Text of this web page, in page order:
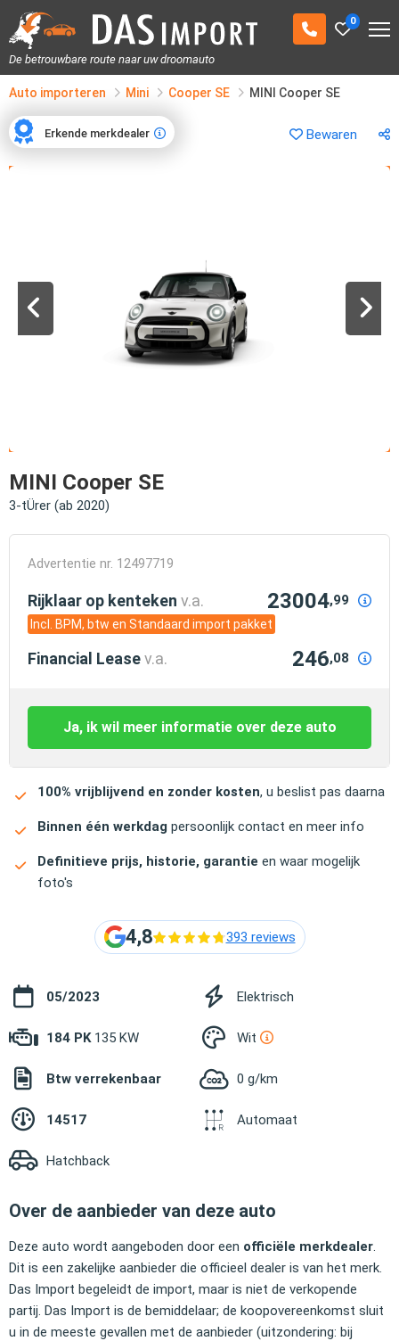
0
De betrouwbare route naar uw droomauto
Auto importeren Mini Cooper SE MINI Cooper SE
Bewaren
Erkende merkdealer
Erkende merkdealer
MINI Cooper SE
3-tÜrer (ab 2020)
Advertentie nr. 12497719
Rijklaar op kenteken v.a. 23004,99
Incl. BPM, btw en Standaard import pakket
Financial Leasev.a. 246,08
Ja, ik wil meer informatie over deze auto
100% vrijblijvend en zonder kosten, u beslist pas daarna
Binnen één werkdag persoonlijk contact en meer info
Definitieve prijs, historie, garantie en waar mogelijk
foto's
4,8 393 reviews
05/2023 Elektrisch
184 PK 135 KW Wit
Btw verrekenbaar 0 g/km
14517 Automaat
Hatchback
Over de aanbieder van deze auto
Deze auto wordt aangeboden door een officiële merkdealer
Dit is een zakelijke aanbieder die officieel dealer is van het merk.
Das Import begeleidt de import, maar is niet de verkopende
partij. Das Import is de bemiddelaar; de koopovereenkomst sluit
u in de meeste gevallen met de aanbieder (uitzondering: bij